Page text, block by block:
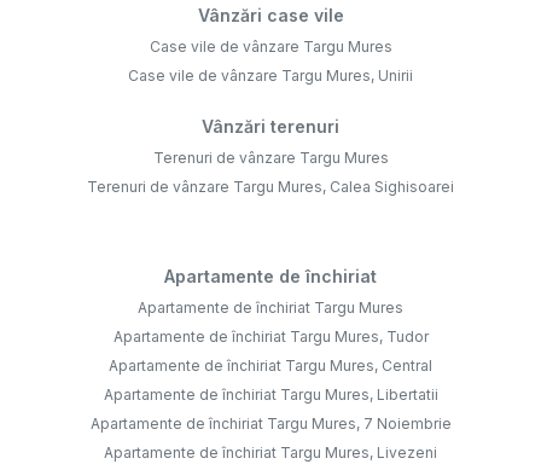
Vânzări case vile
Case vile de vânzare Targu Mures
Case vile de vânzare Targu Mures, Unirii
Vânzări terenuri
Terenuri de vânzare Targu Mures
Terenuri de vânzare Targu Mures, Calea Sighisoarei
Apartamente de închiriat
Apartamente de închiriat Targu Mures
Apartamente de închiriat Targu Mures, Tudor
Apartamente de închiriat Targu Mures, Central
Apartamente de închiriat Targu Mures, Libertatii
Apartamente de închiriat Targu Mures, 7 Noiembrie
Apartamente de închiriat Targu Mures, Livezeni